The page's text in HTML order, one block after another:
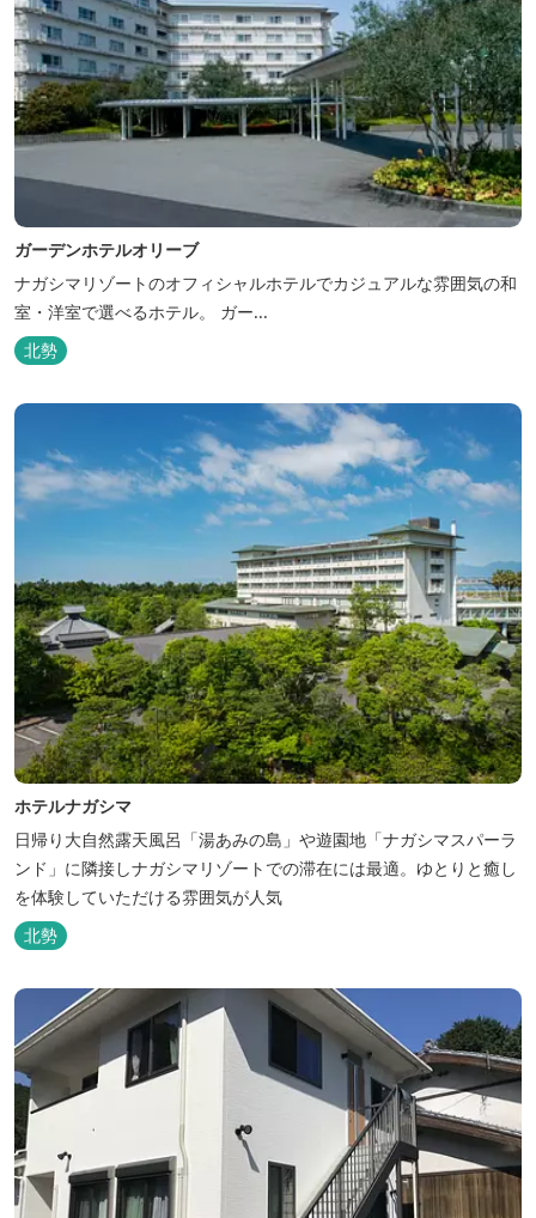
ガーデンホテルオリーブ
ナガシマリゾートのオフィシャルホテルでカジュアルな雰囲気の和
室・洋室で選べるホテル。 ガー...
北勢
ホテルナガシマ
日帰り大自然露天風呂「湯あみの島」や遊園地「ナガシマスパーラ
ンド」に隣接しナガシマリゾートでの滞在には最適。ゆとりと癒し
を体験していただける雰囲気が人気
北勢